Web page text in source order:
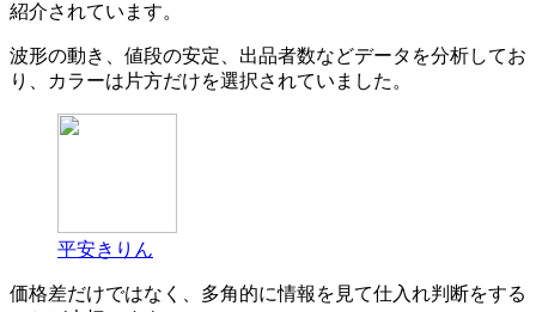
紹介されています。
波形の動き、値段の安定、出品者数などデータを分析してお
り、カラーは片方だけを選択されていました。
平安きりん
価格差だけではなく、多角的に情報を見て仕入れ判断をする